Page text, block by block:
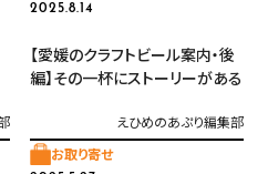
2025.8.14
【愛媛のクラフトビール案内・後
編】その一杯にストーリーがある
えひめのあぷり編集部
お取り寄せ